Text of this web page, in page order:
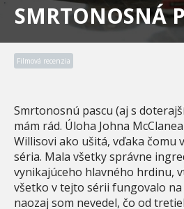
SMRTONOSNÁ
Filmová recenzia
Smrtonosnú pascu (aj s
mám rád. Úloha Johna
Willisovi ako ušitá, vďaka čomu
séria. Mala všetky správne
vynikajúceho hlavného hrdinu,
všetko v tejto sérii fungovalo
naozaj som nevedel, čo od